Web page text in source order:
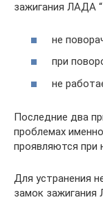
зажигания ЛАДА
не
при
не
Последние два
проблемах
проявляются при
Для устранения
замок зажигания